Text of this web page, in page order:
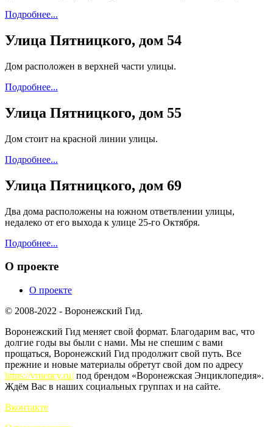
Подробнее...
Улица Пятницкого, дом 54
Дом расположен в верхней части улицы.
Подробнее...
Улица Пятницкого, дом 55
Дом стоит на красной линии улицы.
Подробнее...
Улица Пятницкого, дом 69
Два дома расположены на южном ответвлении улицы,
недалеко от его выхода к улице 25-го Октября.
Подробнее...
О проекте
О проекте
© 2008-2022 - Воронежский Гид.
Воронежский Гид меняет свой формат. Благодарим вас, что
долгие годы вы были с нами. Мы не спешим с вами
прощаться, Воронежский Гид продолжит свой путь. Все
прежние и новые материалы обретут свой дом по адресу
https://vrnency.ru/под брендом «Воронежская Энциклопедия».
Ждём Вас в наших социальных группах и на сайте.
Вконтакте